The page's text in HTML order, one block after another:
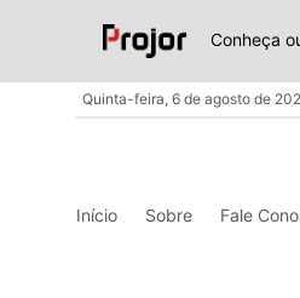
Conheça
Quinta-feira, 6 de agosto de
Início Sobre Fale